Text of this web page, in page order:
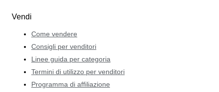
Vendi
Come vendere
Consigli per venditori
Linee guida per categoria
Termini di utilizzo per venditori
Programma di affiliazione